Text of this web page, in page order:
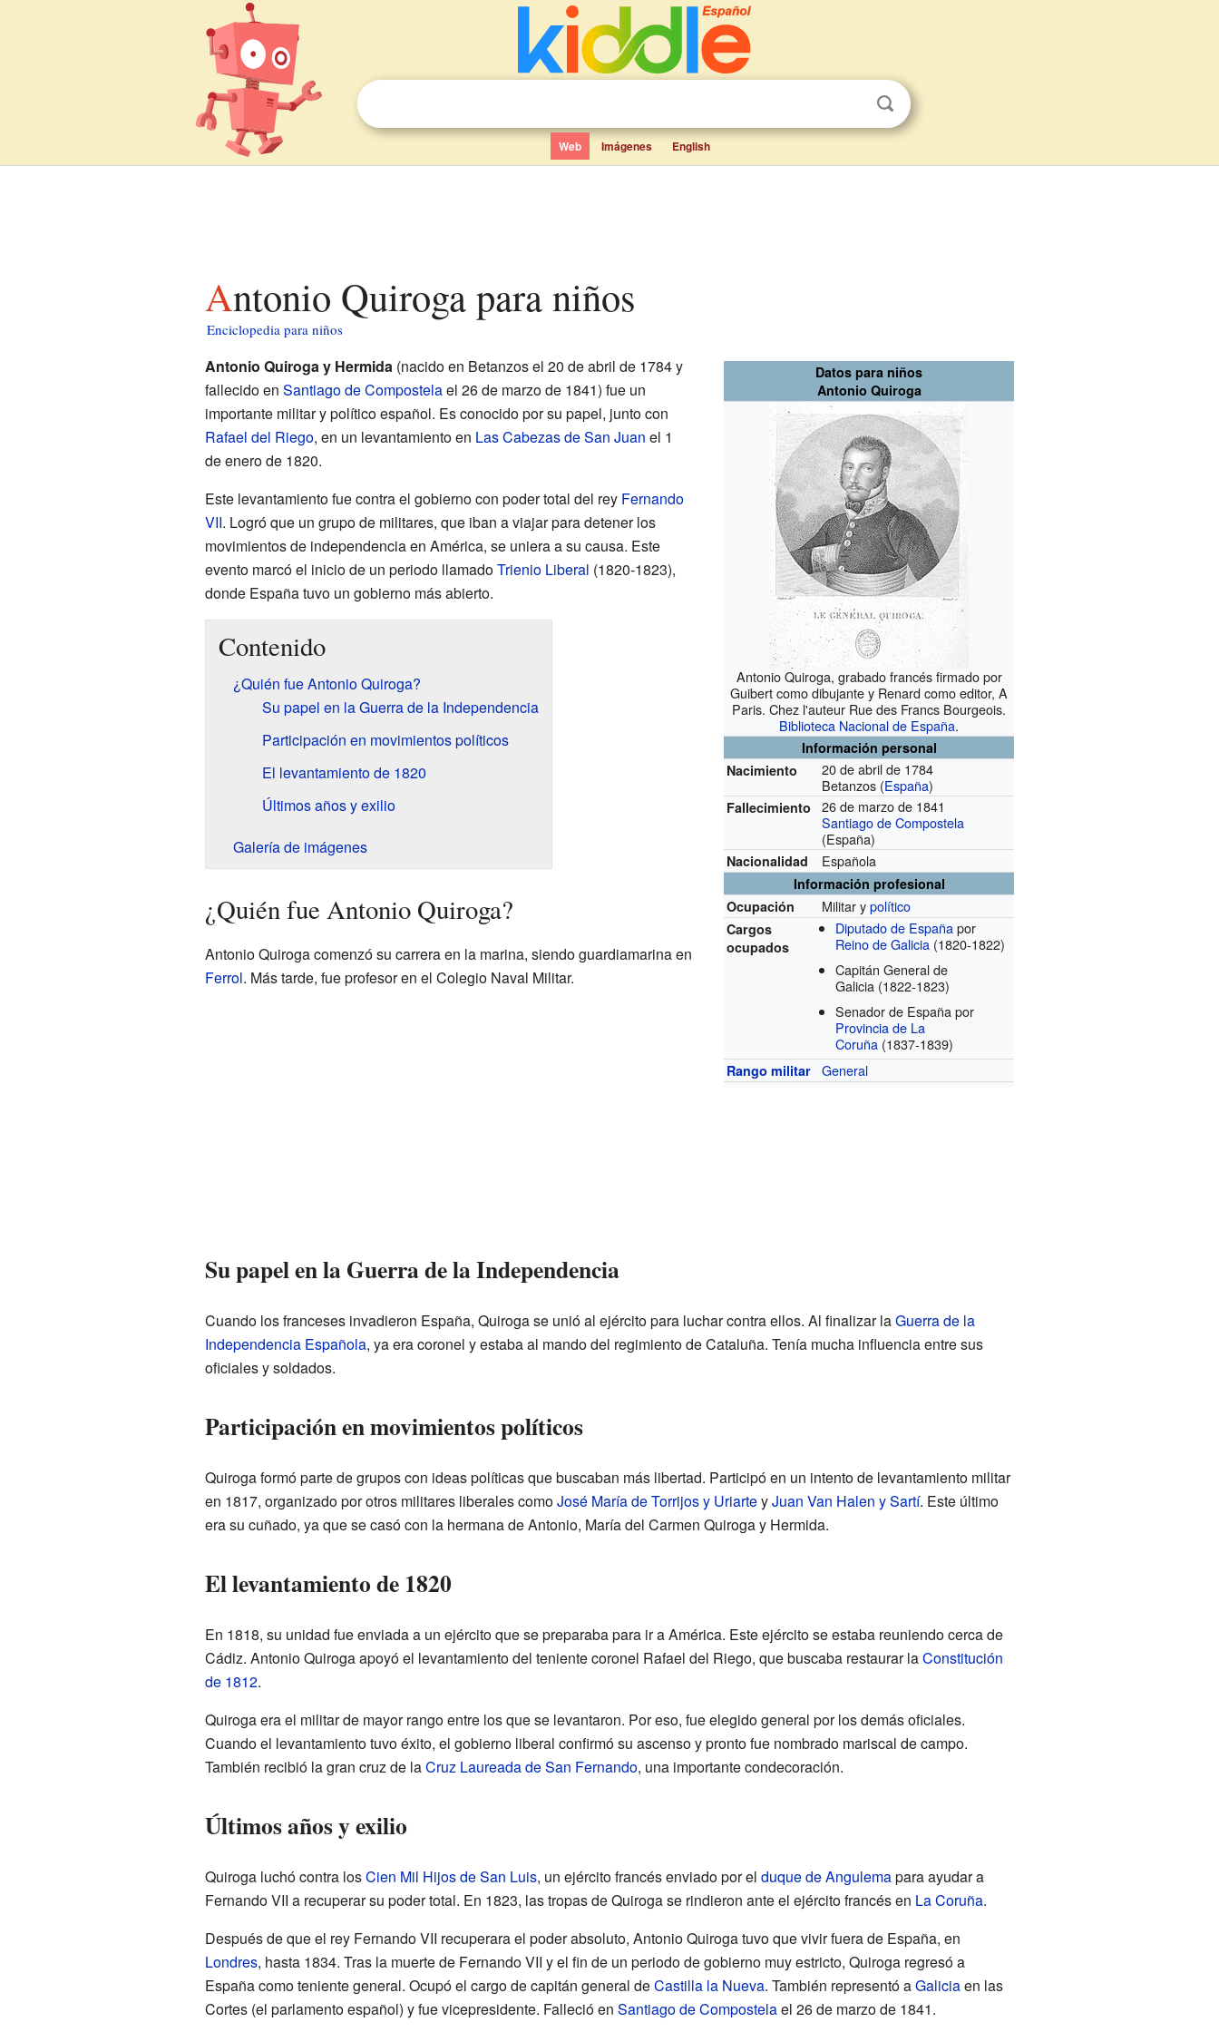
Web Imágenes English
Antonio Quiroga para niños
Enciclopedia para niños
Datos para niños
Antonio Quiroga
Antonio Quiroga, grabado francés firmado por
Guibert como dibujante y Renard como editor, A
Paris. Chez l'auteur Rue des Francs Bourgeois.
Biblioteca Nacional de España.
Información personal
Nacimiento
20 de abril de 1784
Betanzos (España)
Fallecimiento
26 de marzo de 1841
Santiago de Compostela
(España)
Nacionalidad Española
Información profesional
Ocupación
Militar ypolítico
Cargos
ocupados
Diputado de Españapor
Reino de Galicia (1820-1822)
Capitán General de
Galicia (1822-1823)
Senador de España por
Provincia de La
Coruña (1837-1839)
Rango militar General
Antonio Quiroga y Hermida(nacido en Betanzos el 20 de abril de 1784 y
fallecido en Santiago de Compostelael 26 de marzo de 1841) fue un
importante militar y político español. Es conocido por su papel, junto con
Rafael del Riego, en un levantamiento en Las Cabezas de San Juan el 1
de enero de 1820.
Este levantamiento fue contra el gobierno con poder total del rey Fernando
VII. Logró que un grupo de militares, que iban a viajar para detener los
movimientos de independencia en América, se uniera a su causa. Este
evento marcó el inicio de un periodo llamadoTrienio Liberal (1820-1823),
donde España tuvo un gobierno más abierto.
Contenido
¿Quién fue Antonio Quiroga?
Su papel en la Guerra de la Independencia
Participación en movimientos políticos
El levantamiento de 1820
Últimos años y exilio
Galería de imágenes
¿Quién fue Antonio Quiroga?
Antonio Quiroga comenzó su carrera en la marina, siendo guardiamarina en
Ferrol. Más tarde, fue profesor en el Colegio Naval Militar.
Su papel en la Guerra de la Independencia
Cuando los franceses invadieron España, Quiroga se unió al ejército para luchar contra ellos. Al finalizar laGuerra de la
Independencia Española, ya era coronel y estaba al mando del regimiento de Cataluña. Tenía mucha influencia entre sus
oficiales y soldados.
Participación en movimientos políticos
Quiroga formó parte de grupos con ideas políticas que buscaban más libertad. Participó en un intento de levantamiento militar
en 1817, organizado por otros militares liberales comoJosé María de Torrijos y UriarteyJuan Van Halen y Sartí. Este último
era su cuñado, ya que se casó con la hermana de Antonio, María del Carmen Quiroga y Hermida.
El levantamiento de 1820
En 1818, su unidad fue enviada a un ejército que se preparaba para ir a América. Este ejército se estaba reuniendo cerca de
Cádiz. Antonio Quiroga apoyó el levantamiento del teniente coronel Rafael del Riego, que buscaba restaurar laConstitución
de 1812.
Quiroga era el militar de mayor rango entre los que se levantaron. Por eso, fue elegido general por los demás oficiales.
Cuando el levantamiento tuvo éxito, el gobierno liberal confirmó su ascenso y pronto fue nombrado mariscal de campo.
También recibió la gran cruz de laCruz Laureada de San Fernando, una importante condecoración.
Últimos años y exilio
Quiroga luchó contra losCien Mil Hijos de San Luis, un ejército francés enviado por el duque de Angulemapara ayudar a
Fernando VII a recuperar su poder total. En 1823, las tropas de Quiroga se rindieron ante el ejército francés en La Coruña.
Después de que el rey Fernando VII recuperara el poder absoluto, Antonio Quiroga tuvo que vivir fuera de España, en
Londres, hasta 1834. Tras la muerte de Fernando VII y el fin de un periodo de gobierno muy estricto, Quiroga regresó a
España como teniente general. Ocupó el cargo de capitán general deCastilla la Nueva. También representó aGaliciaen las
Cortes (el parlamento español) y fue vicepresidente. Falleció en Santiago de Compostelael 26 de marzo de 1841.